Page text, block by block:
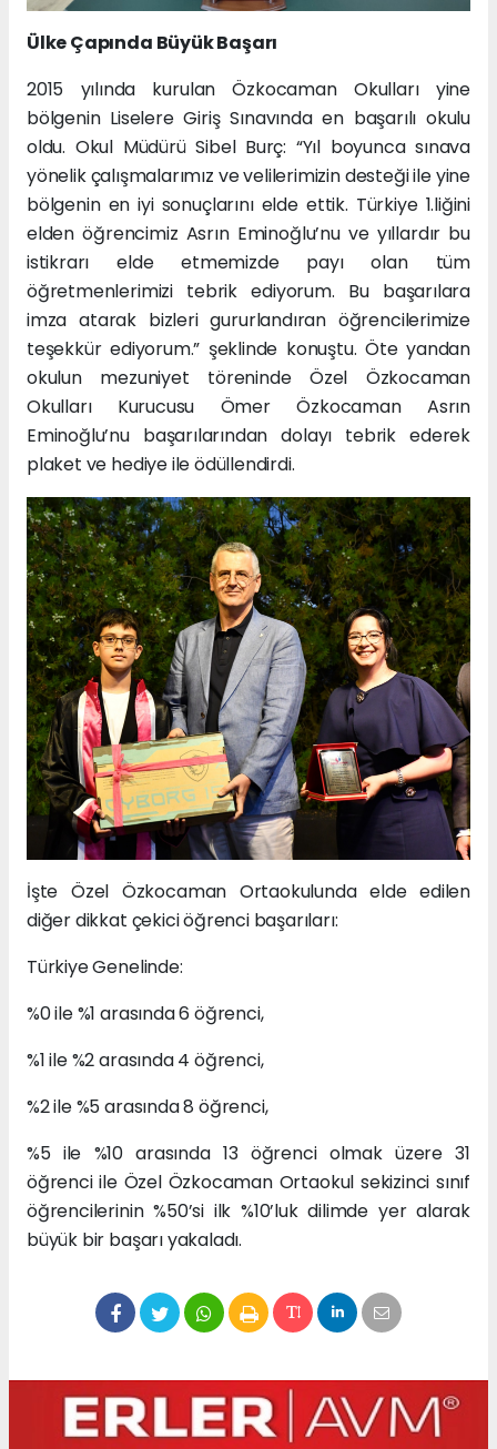
Ülke Çapında Büyük Başarı
2015 yılında kurulan Özkocaman Okulları yine
bölgenin Liselere Giriş Sınavında en başarılı okulu
oldu. Okul Müdürü Sibel Burç: “Yıl boyunca sınava
yönelik çalışmalarımız ve velilerimizin desteği ile yine
bölgenin en iyi sonuçlarını elde ettik. Türkiye 1.liğini
elden öğrencimiz Asrın Eminoğlu’nu ve yıllardır bu
istikrarı elde etmemizde payı olan tüm
öğretmenlerimizi tebrik ediyorum. Bu başarılara
imza atarak bizleri gururlandıran öğrencilerimize
teşekkür ediyorum.” şeklinde konuştu. Öte yandan
okulun mezuniyet töreninde Özel Özkocaman
Okulları Kurucusu Ömer Özkocaman Asrın
Eminoğlu’nu başarılarından dolayı tebrik ederek
plaket ve hediye ile ödüllendirdi.
İşte Özel Özkocaman Ortaokulunda elde edilen
diğer dikkat çekici öğrenci başarıları:
Türkiye Genelinde:
%0 ile %1 arasında 6 öğrenci,
%1 ile %2 arasında 4 öğrenci,
%2 ile %5 arasında 8 öğrenci,
%5 ile %10 arasında 13 öğrenci olmak üzere 31
öğrenci ile Özel Özkocaman Ortaokul sekizinci sınıf
öğrencilerinin %50’si ilk %10’luk dilimde yer alarak
büyük bir başarı yakaladı.